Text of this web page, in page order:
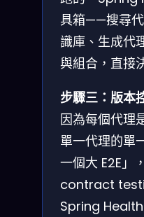
具箱——搜尋
識庫、生成代
與組合，直接
步驟三：版本
因為每個代理
單一代理的單
一個大 E2E」
contract
Spring Health